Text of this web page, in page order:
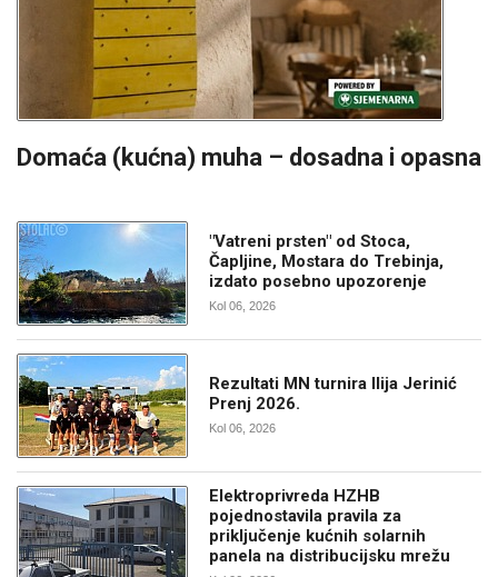
Domaća (kućna) muha – dosadna i opasna
"Vatreni prsten" od Stoca,
Čapljine, Mostara do Trebinja,
izdato posebno upozorenje
Kol 06, 2026
Rezultati MN turnira Ilija Jerinić
Prenj 2026.
Kol 06, 2026
Elektroprivreda HZHB
pojednostavila pravila za
priključenje kućnih solarnih
panela na distribucijsku mrežu